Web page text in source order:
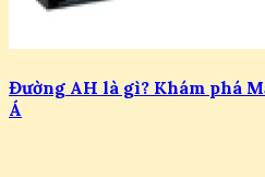
Đường AH là gì? Khám phá
Á